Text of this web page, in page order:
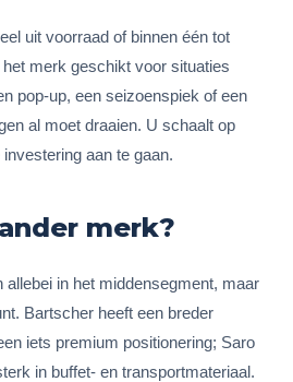
uit voorraad of binnen één tot
merk geschikt voor situaties
pop-up, een seizoenspiek of een
al moet draaien. U schaalt op
aan te gaan.
merk?
allebei in het middensegment, maar
Bartscher heeft een breder
iets premium positionering; Saro
in buffet- en transportmateriaal.